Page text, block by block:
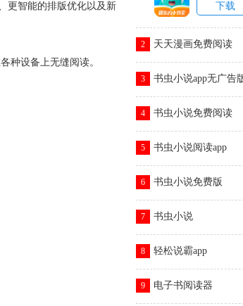
更智能的排版优化以及新
种设备上无缝阅读。
下载
2 天天漫画免费阅读
3 书虫小说app无广告
4 书虫小说免费阅读
5 书虫小说阅读app
6 书虫小说免费版
7 书虫小说
8 轻松说霸app
9 电子书阅读器